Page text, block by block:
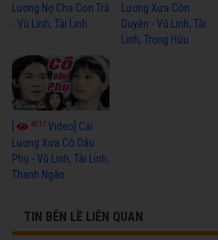
Lương Nợ Cha Con Trả
- Vũ Linh, Tài Linh
Lương Xưa Còn
Duyên - Vũ Linh, Tài
Linh, Trọng Hữu
[ 4017 Video] Cải
Lương Xưa Cô Dâu
Phụ - Vũ Linh, Tài Linh,
Thanh Ngân
TIN BÊN LỀ LIÊN QUAN